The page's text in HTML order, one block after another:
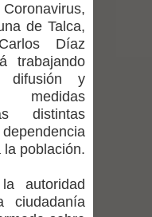
Influenza y otros
con éxito el
Remembers
impulsar un
de Talca,
Díaz
trabajando
difusión y
medidas
distintas
población.
autoridad
ciudadanía